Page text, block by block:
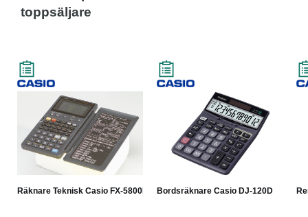
toppsäljare
Räknare Teknisk Casio FX-5800P Bordsräknare Casio DJ-120D